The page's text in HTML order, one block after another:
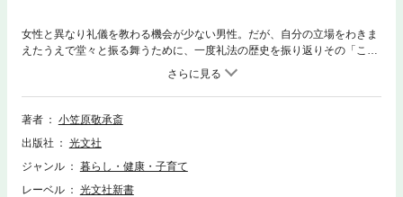
女性と異なり礼儀を教わる機会が少ない男性。だが、自分の立場をわきま
えたうえで堂々と振る舞うために、一度礼法の歴史を振り返りその「ここ
ろ」と「かたち」を身につけてみてはいかがだろう。そもそも礼法とは、
武士が生き延びるために作られ受け継がれてきたものである。「こころ」
「姿勢」「席」「食作法」「ことば遣い」「つき合い」「格好」。室町時
代に確立した小笠原流礼法の秘伝の古文書を、本格的に紹介する初の試
著者
小笠原敬承斎
出版社
光文社
ジャンル
暮らし・健康・子育て
レーベル
光文社新書